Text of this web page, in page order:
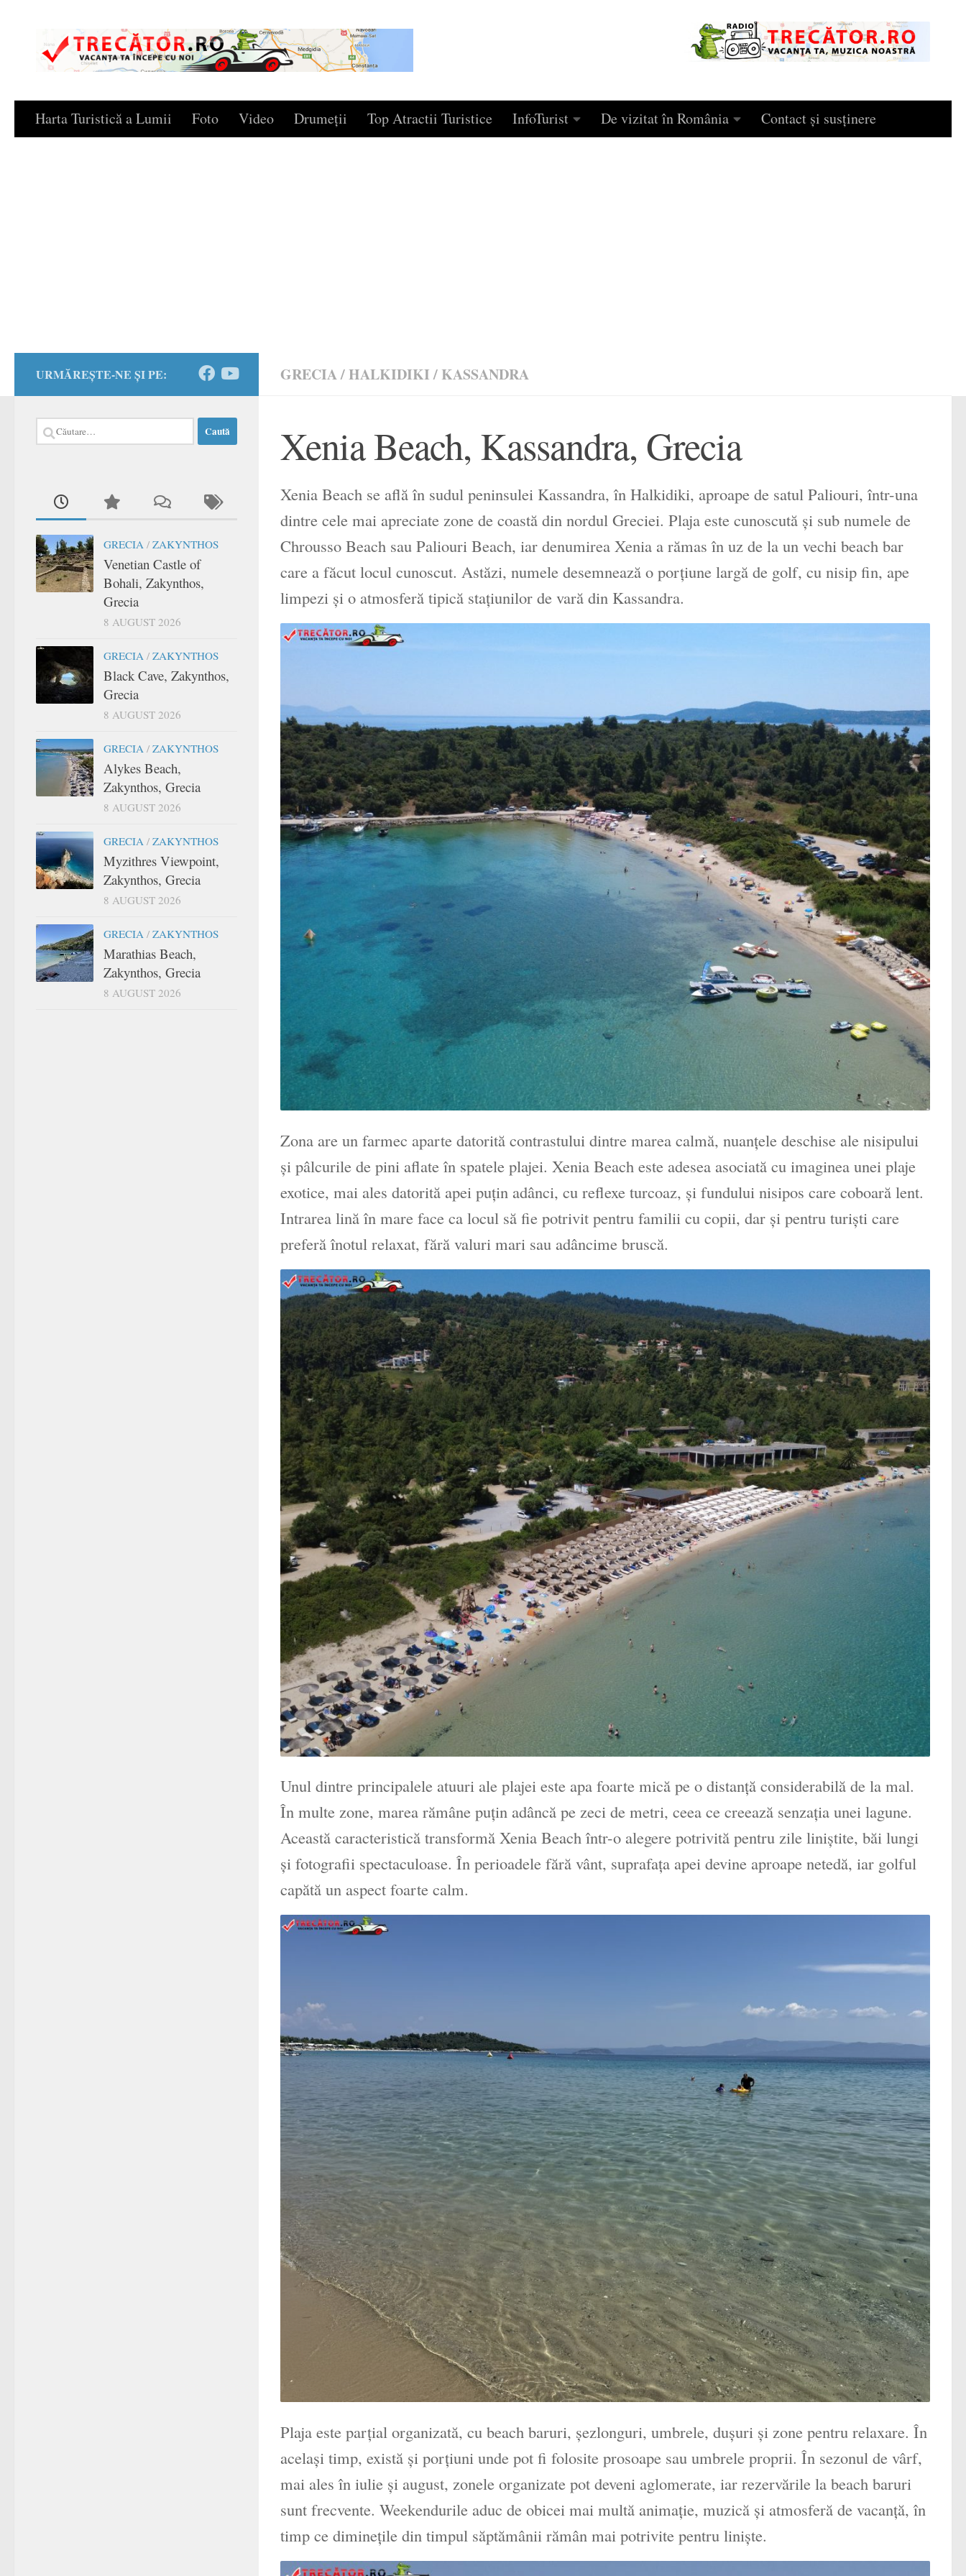
Skip to content
Harta Turistică a Lumii Foto Video Drumeţii Top Atractii Turistice InfoTurist De vizitat în România Contact și susținere
GRECIA/HALKIDIKI / KASSANDRA
Xenia Beach, Kassandra, Grecia
Xenia Beach se află în sudul peninsulei Kassandra, în Halkidiki, aproape de satul Paliouri, într-una
dintre cele mai apreciate zone de coastă din nordul Greciei. Plaja este cunoscută și sub numele de
Chrousso Beach sau Paliouri Beach, iar denumirea Xenia a rămas în uz de la un vechi beach bar
care a făcut locul cunoscut. Astăzi, numele desemnează o porțiune largă de golf, cu nisip fin, ape
limpezi și o atmosferă tipică stațiunilor de vară din Kassandra.
Zona are un farmec aparte datorită contrastului dintre marea calmă, nuanțele deschise ale nisipului
și pâlcurile de pini aflate în spatele plajei. Xenia Beach este adesea asociată cu imaginea unei plaje
exotice, mai ales datorită apei puțin adânci, cu reflexe turcoaz, și fundului nisipos care coboară lent.
Intrarea lină în mare face ca locul să fie potrivit pentru familii cu copii, dar și pentru turiști care
preferă înotul relaxat, fără valuri mari sau adâncime bruscă.
Unul dintre principalele atuuri ale plajei este apa foarte mică pe o distanță considerabilă de la mal.
În multe zone, marea rămâne puțin adâncă pe zeci de metri, ceea ce creează senzația unei lagune.
Această caracteristică transformă Xenia Beach într-o alegere potrivită pentru zile liniștite, băi lungi
și fotografii spectaculoase. În perioadele fără vânt, suprafața apei devine aproape netedă, iar golful
capătă un aspect foarte calm.
Plaja este parțial organizată, cu beach baruri, șezlonguri, umbrele, dușuri și zone pentru relaxare. În
același timp, există și porțiuni unde pot fi folosite prosoape sau umbrele proprii. În sezonul de vârf,
mai ales în iulie și august, zonele organizate pot deveni aglomerate, iar rezervările la beach baruri
sunt frecvente. Weekendurile aduc de obicei mai multă animație, muzică și atmosferă de vacanță, în
timp ce diminețile din timpul săptămânii rămân mai potrivite pentru liniște.
URMĂREȘTE-NE ȘI PE:
Caută
după:
GRECIA / ZAKYNTHOS
Venetian Castle of
Bohali, Zakynthos,
Grecia
8 AUGUST 2026
GRECIA / ZAKYNTHOS
Black Cave, Zakynthos,
Grecia
8 AUGUST 2026
GRECIA / ZAKYNTHOS
Alykes Beach,
Zakynthos, Grecia
8 AUGUST 2026
GRECIA / ZAKYNTHOS
Myzithres Viewpoint,
Zakynthos, Grecia
8 AUGUST 2026
GRECIA / ZAKYNTHOS
Marathias Beach,
Zakynthos, Grecia
8 AUGUST 2026